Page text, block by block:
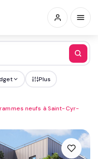
Plus
neufs à Saint-Cyr-